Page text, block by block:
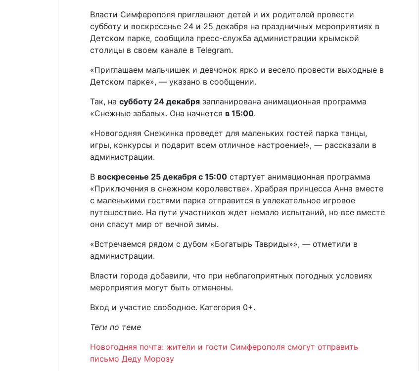
Власти Симферополя приглашают детей и их родителей провести
субботу и воскресенье 24 и 25 декабря на праздничных мероприятиях в
Детском парке, сообщила пресс-служба администрации крымской
столицы в своем канале в Telegram.
«Приглашаем мальчишек и девчонок ярко и весело провести выходные в
Детском парке», — указано в сообщении.
Так, на субботу 24 декабря запланирована анимационная программа
«Снежные забавы». Она начнется в 15:00.
«Новогодняя Снежинка проведет для маленьких гостей парка танцы,
игры, конкурсы и подарит всем отличное настроение!», — рассказали в
администрации.
В воскресенье 25 декабря с 15:00 стартует анимационная программа
«Приключения в снежном королевстве». Храбрая принцесса Анна вместе
с маленькими гостями парка отправится в увлекательное игровое
путешествие. На пути участников ждет немало испытаний, но все вместе
они спасут мир от вечной зимы.
«Встречаемся рядом с дубом «Богатырь Тавриды»», — отметили в
администрации.
Власти города добавили, что при неблагоприятных погодных условиях
мероприятия могут быть отменены.
Вход и участие свободное. Категория 0+.
Теги по теме
Новогодняя почта: жители и гости Симферополя смогут отправить
письмо Деду Морозу